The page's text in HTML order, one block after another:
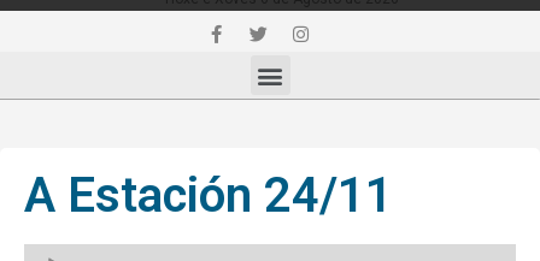
A Estación 24/11